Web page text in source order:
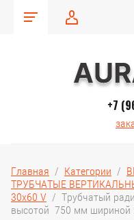
+7
Главная
  /
Категории
  /
ТРУБЧАТЫЕ
30x60 V
/  Трубчатый
высотой  750 мм шириной